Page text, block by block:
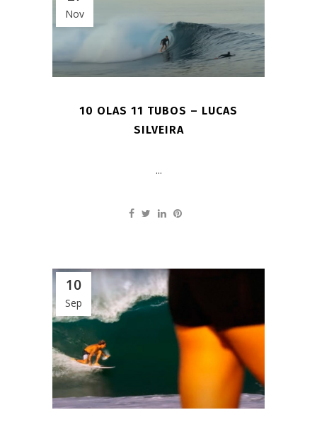
Nov
10 OLAS 11 TUBOS – LUCAS
SILVEIRA
...
10
Sep